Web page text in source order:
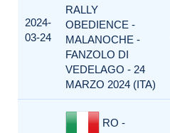
2024-
03-24
RALLY
OBEDIENCE -
MALANOCHE -
FANZOLO DI
VEDELAGO - 24
MARZO 2024 (ITA)
RO -